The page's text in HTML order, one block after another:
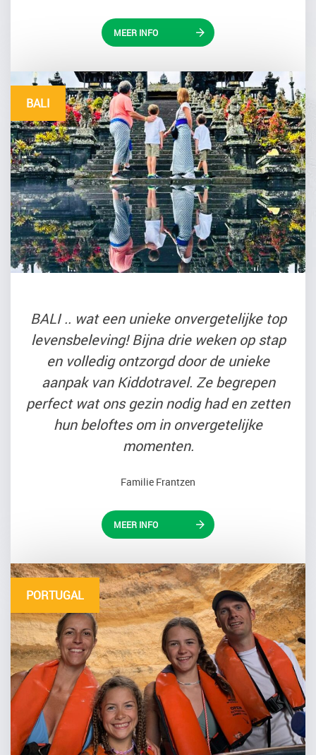
MEER INFO
BALI
BALI .. wat een unieke onvergetelijke top
levensbeleving! Bijna drie weken op stap
en volledig ontzorgd door de unieke
aanpak van Kiddotravel. Ze begrepen
perfect wat ons gezin nodig had en zetten
hun beloftes om in onvergetelijke
momenten.
Familie Frantzen
MEER INFO
PORTUGAL